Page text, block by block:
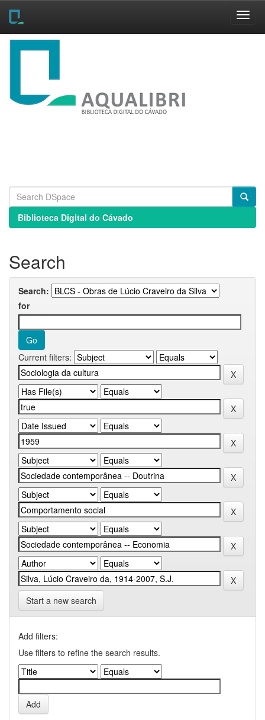
Skip
Biblioteca Digital do Cávado
Search
Search:
for
Current filters:
Start a new search
Add filters:
Use filters to refine the search results.